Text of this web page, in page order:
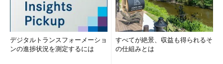
（ファイルシステムの情報を表示する）
lsblk -m
（所有者やパーミッションを表示する）（ 画面2
デジタルトランスフォーメーショ
ンの進捗状況を測定するには
すべてが絶景、収益も得られるそ
の仕組みとは